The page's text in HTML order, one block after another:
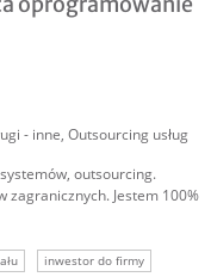
- inne, Outsourcing usług
outsourcing.
zagranicznych. Jestem 100%
inwestor do firmy